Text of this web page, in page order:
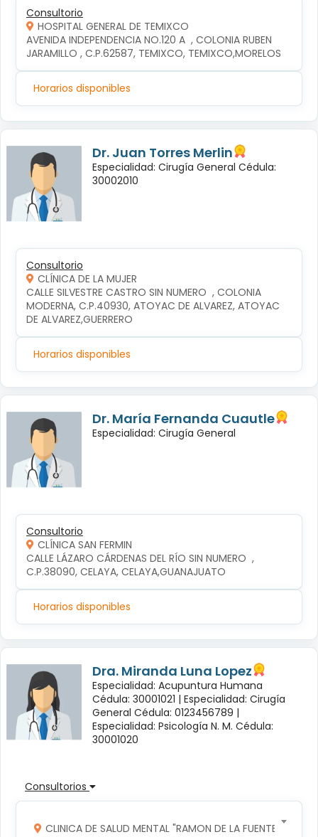
Consultorio
HOSPITAL GENERAL DE TEMIXCO
AVENIDA INDEPENDENCIA NO.120 A  , COLONIA RUBEN
JARAMILLO , C.P.62587, TEMIXCO, TEMIXCO,MORELOS
Horarios disponibles
Dr. Juan Torres Merlin
Especialidad: Cirugía General Cédula:
30002010
Consultorio
CLÍNICA DE LA MUJER
CALLE SILVESTRE CASTRO SIN NUMERO  , COLONIA
MODERNA, C.P.40930, ATOYAC DE ALVAREZ, ATOYAC
DE ALVAREZ,GUERRERO
Horarios disponibles
Dr. María Fernanda Cuautle
Especialidad: Cirugía General
Consultorio
CLÍNICA SAN FERMIN
CALLE LÁZARO CÁRDENAS DEL RÍO SIN NUMERO  ,
C.P.38090, CELAYA, CELAYA,GUANAJUATO
Horarios disponibles
Dra. Miranda Luna Lopez
Especialidad: Acupuntura Humana
Cédula: 30001021 | Especialidad: Cirugía
General Cédula: 0123456789 |
Especialidad: Psicología N. M. Cédula:
30001020
Consultorios
CLINICA DE SALUD MENTAL "RAMON DE LA FUENTE"